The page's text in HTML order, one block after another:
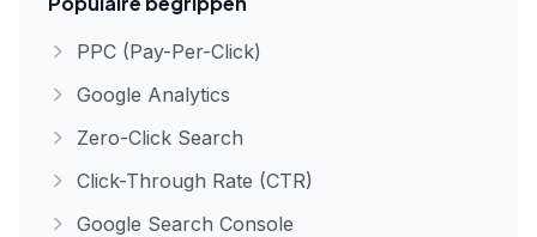
PPC (Pay-Per-Click)
Google Analytics
Zero-Click Search
Click-Through Rate (CTR)
Google Search Console